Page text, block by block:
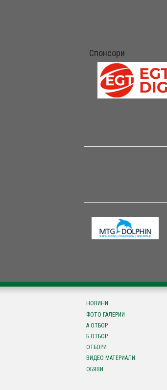
Спонсори
НОВИНИ
ФОТО ГАЛЕРИИ
А ОТБОР
Б ОТБОР
ОТБОРИ
ВИДЕО МАТЕРИАЛИ
ОБЯВИ